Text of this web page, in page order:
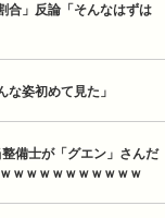
合」反論「そんなはずは
姿初めて見た」
備士が「グエン」さんだ
ｗｗｗｗｗｗｗｗｗｗ